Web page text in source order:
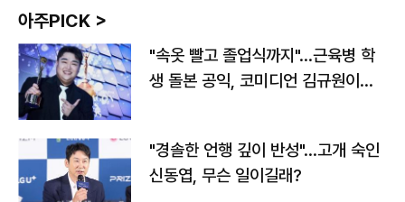
아주PICK >
"속옷 빨고 졸업식까지"…근육병 학
생 돌본 공익, 코미디언 김규원이었
"경솔한 언행 깊이 반성"…고개 숙인
신동엽, 무슨 일이길래?